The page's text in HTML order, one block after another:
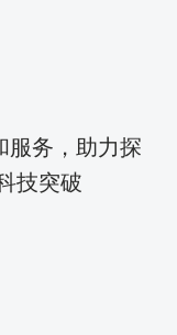
服务，助力探
技突破